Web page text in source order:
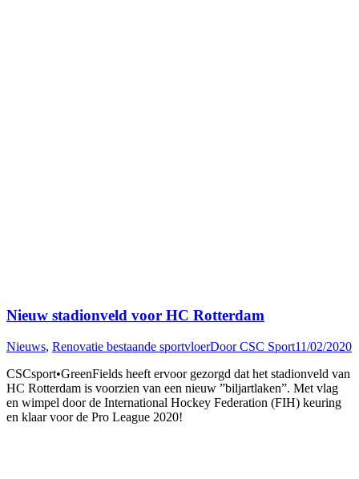
Nieuw stadionveld voor HC Rotterdam
Nieuws, Renovatie bestaande sportvloerDoorCSC Sport11/02/2020
CSCsport•GreenFields heeft ervoor gezorgd dat het stadionveld van
HC Rotterdam is voorzien van een nieuw ”biljartlaken”. Met vlag
en wimpel door de International Hockey Federation (FIH) keuring
en klaar voor de Pro League 2020!